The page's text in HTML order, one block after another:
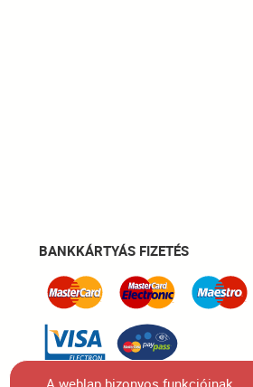
BANKKÁRTYÁS FIZETÉS
A weblap bizonyos funkcióinak